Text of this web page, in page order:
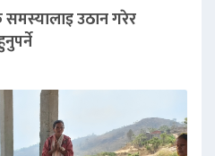
समस्यालाइ उठान गरेर